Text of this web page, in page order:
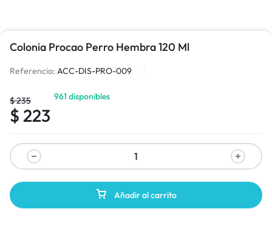
Colonia Procao Perro Hembra 120 Ml
Referencia: ACC-DIS-PRO-009
$235
$ 223
961 disponibles
Añadir al carrito